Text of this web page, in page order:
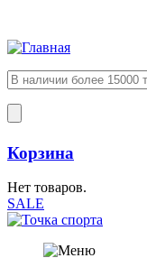
Корзина
Нет товаров.
SALE